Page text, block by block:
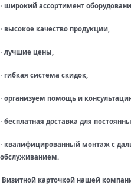
· широкий ассортимент
· высокое качество продукции,
· лучшие цены,
· гибкая система скидок,
· организуем помощь и
· бесплатная доставка для
· квалифицированный монтаж с
обслуживанием.
Визитной карточкой нашей